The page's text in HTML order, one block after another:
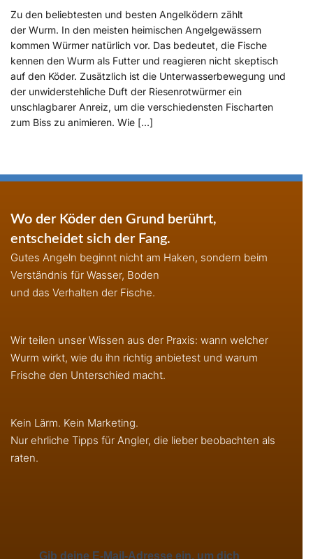
Zu den beliebtesten und besten Angelködern zählt
der Wurm. In den meisten heimischen Angelgewässern
kommen Würmer natürlich vor. Das bedeutet, die Fische
kennen den Wurm als Futter und reagieren nicht skeptisch
auf den Köder. Zusätzlich ist die Unterwasserbewegung und
der unwiderstehliche Duft der Riesenrotwürmer ein
unschlagbarer Anreiz, um die verschiedensten Fischarten
zum Biss zu animieren. Wie […]
Wo der Köder den Grund berührt,
entscheidet sich der Fang.
Gutes Angeln beginnt nicht am Haken, sondern beim
Verständnis für Wasser, Boden
und das Verhalten der Fische.
Wir teilen unser Wissen aus der Praxis: wann welcher
Wurm wirkt, wie du ihn richtig anbietest und warum
Frische den Unterschied macht.
Kein Lärm. Kein Marketing.
Nur ehrliche Tipps für Angler, die lieber beobachten als
raten.